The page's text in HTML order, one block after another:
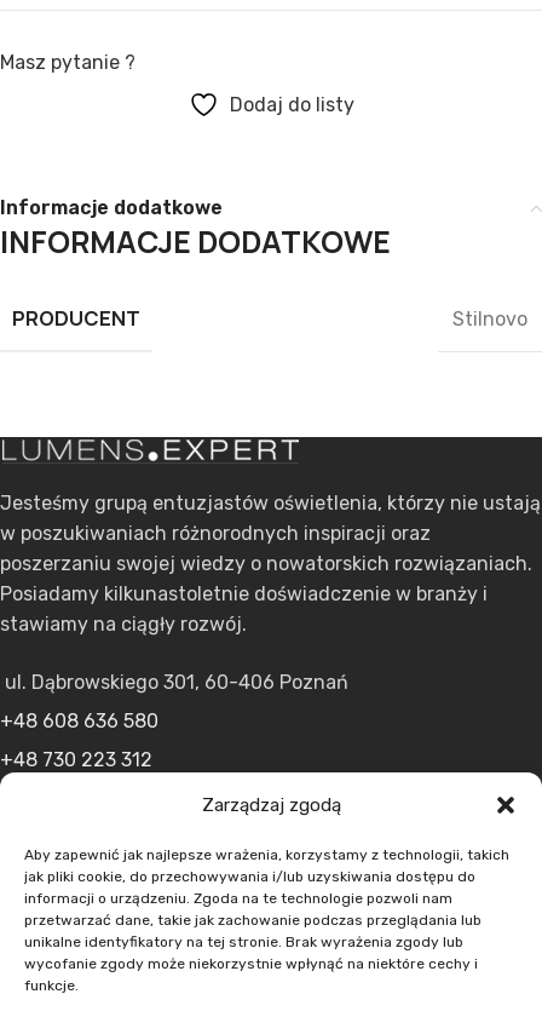
Zarządzaj zgodą
Aby zapewnić jak najlepsze wrażenia, korzystamy z technologii, takich
jak pliki cookie, do przechowywania i/lub uzyskiwania dostępu do
informacji o urządzeniu. Zgoda na te technologie pozwoli nam
przetwarzać dane, takie jak zachowanie podczas przeglądania lub
unikalne identyfikatory na tej stronie. Brak wyrażenia zgody lub
wycofanie zgody może niekorzystnie wpłynąć na niektóre cechy i
funkcje.
Masz pytanie ?
Dodaj do listy
Informacje dodatkowe
INFORMACJE DODATKOWE
PRODUCENT Stilnovo
Jesteśmy grupą entuzjastów oświetlenia, którzy nie ustają
w poszukiwaniach różnorodnych inspiracji oraz
poszerzaniu swojej wiedzy o nowatorskich rozwiązaniach.
Posiadamy kilkunastoletnie doświadczenie w branży i
stawiamy na ciągły rozwój.
ul. Dąbrowskiego 301, 60-406 Poznań
+48 608 636 580
+48 730 223 312
MENU